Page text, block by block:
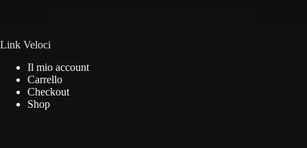
pagina
prodotto
Link Veloci
Il mio account
Carrello
Checkout
Shop